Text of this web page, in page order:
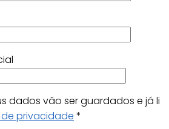
dados vão ser guardados e já li
privacidade *